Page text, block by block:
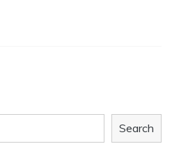
Search